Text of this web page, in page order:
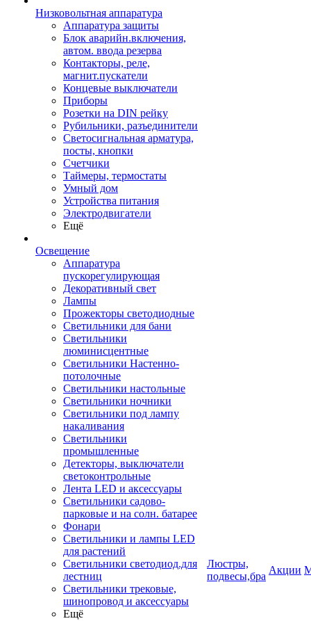
Низковольтная аппаратура
Аппаратура защиты
Блок аварийн.включения,
автом. ввода резерва
Контакторы, реле,
магнит.пускатели
Концевые выключатели
Приборы
Розетки на DIN рейку
Рубильники, разъединители
Светосигнальная арматура,
посты, кнопки
Счетчики
Таймеры, термостаты
Умный дом
Устройства питания
Электродвигатели
Ещё
Освещение
Аппаратура
пускорегулирующая
Декоративный свет
Лампы
Прожекторы светодиодные
Светильники для бани
Светильники
люминисцентные
Светильники Настенно-
потолочные
Светильники настольные
Светильники ночники
Светильники под лампу
накаливания
Светильники
промышленные
Детекторы, выключатели
светоконтрольные
Лента LED и аксессуары
Светильники садово-
парковые и на солн. батарее
Фонари
Светильники и лампы LED
для растений
Светильники светодиод.для
лестниц
Светильники трековые,
шинопровод и аксессуары
Ещё
Люстры,
подвесы,бра
Акции